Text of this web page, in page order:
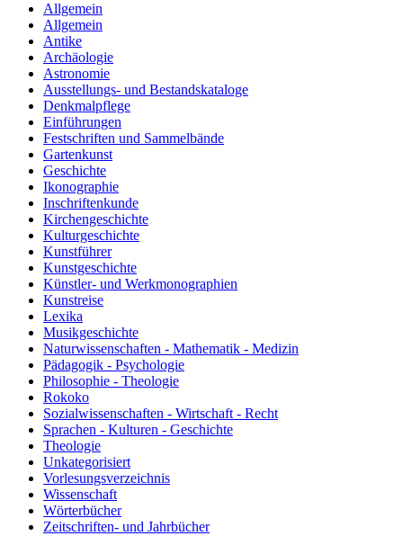
Allgemein
Allgemein
Antike
Archäologie
Astronomie
Ausstellungs- und Bestandskataloge
Denkmalpflege
Einführungen
Festschriften und Sammelbände
Gartenkunst
Geschichte
Ikonographie
Inschriftenkunde
Kirchengeschichte
Kulturgeschichte
Kunstführer
Kunstgeschichte
Künstler- und Werkmonographien
Kunstreise
Lexika
Musikgeschichte
Naturwissenschaften - Mathematik - Medizin
Pädagogik - Psychologie
Philosophie - Theologie
Rokoko
Sozialwissenschaften - Wirtschaft - Recht
Sprachen - Kulturen - Geschichte
Theologie
Unkategorisiert
Vorlesungsverzeichnis
Wissenschaft
Wörterbücher
Zeitschriften- und Jahrbücher